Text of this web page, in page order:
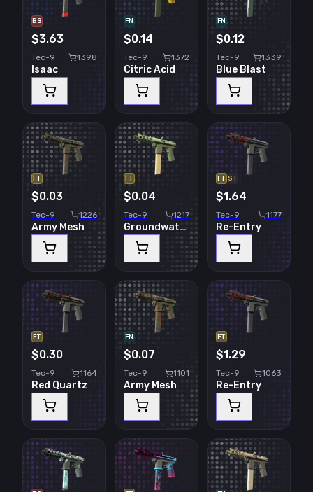
BS
$3.63
Tec-9 1398
Isaac
FN
$0.14
Tec-9 1372
Citric Acid
FN
$0.12
Tec-9 1339
Blue Blast
FT
$0.03
Tec-9 1226
Army Mesh
FT
$0.04
Tec-9 1217
Groundwater
FT ST
$1.64
Tec-9 1177
Re-Entry
FT
$0.30
Tec-9 1164
Red Quartz
FN
$0.07
Tec-9 1101
Army Mesh
FT
$1.29
Tec-9 1063
Re-Entry